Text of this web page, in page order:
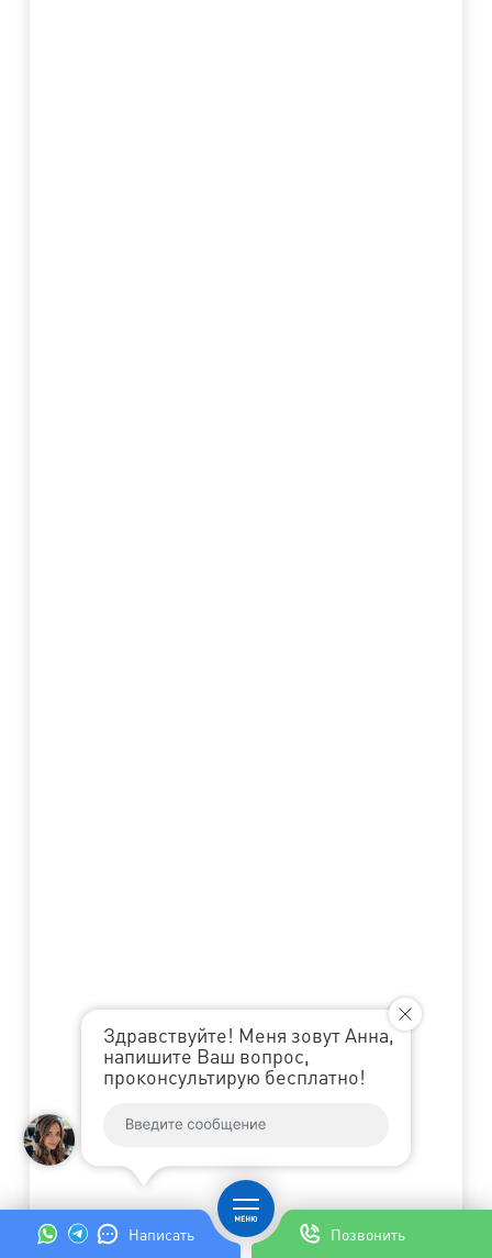
Написать Позвонить
Здравствуйте! Меня зовут Анна,
напишите Ваш вопрос,
проконсультирую бесплатно!